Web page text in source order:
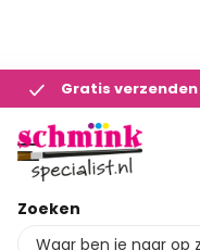
Gratis verzenden
Gratis verzenden
Zoeken